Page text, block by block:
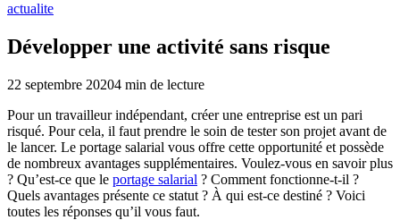
actualite
Développer une activité sans risque
22 septembre 20204 min de lecture
Pour un travailleur indépendant, créer une entreprise est un pari
risqué. Pour cela, il faut prendre le soin de tester son projet avant de
le lancer. Le portage salarial vous offre cette opportunité et possède
de nombreux avantages supplémentaires. Voulez-vous en savoir plus
? Qu’est-ce que le portage salarial ? Comment fonctionne-t-il ?
Quels avantages présente ce statut ? À qui est-ce destiné ? Voici
toutes les réponses qu’il vous faut.